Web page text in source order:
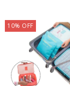
10% OFF